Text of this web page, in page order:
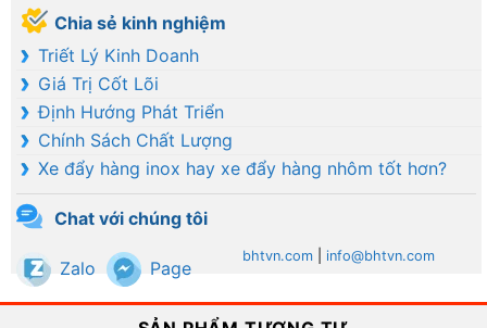
Chia sẻ kinh nghiệm
Triết Lý Kinh Doanh
Giá Trị Cốt Lõi
Định Hướng Phát Triển
Chính Sách Chất Lượng
Xe đẩy hàng inox hay xe đẩy hàng nhôm tốt hơn?
Chat với chúng tôi
Zalo Page
bhtvn.com info@bhtvn.com